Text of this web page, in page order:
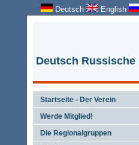
Deutsch English
Deutsch Russische
Startseite - Der Verein
Werde Mitglied!
Die Regionalgruppen